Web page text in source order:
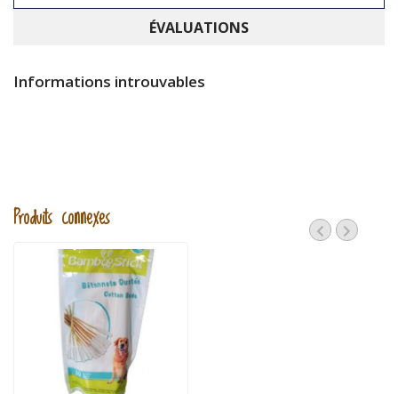
ÉVALUATIONS
Informations introuvables
Produits connexes